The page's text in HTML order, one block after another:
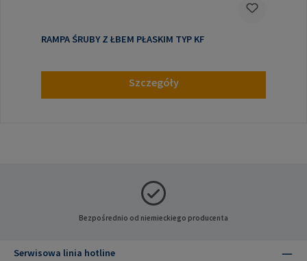
RAMPA ŚRUBY Z ŁBEM PŁASKIM TYP KF
Szczegóły
Bezpośrednio od niemieckiego producenta
Serwisowa linia hotline